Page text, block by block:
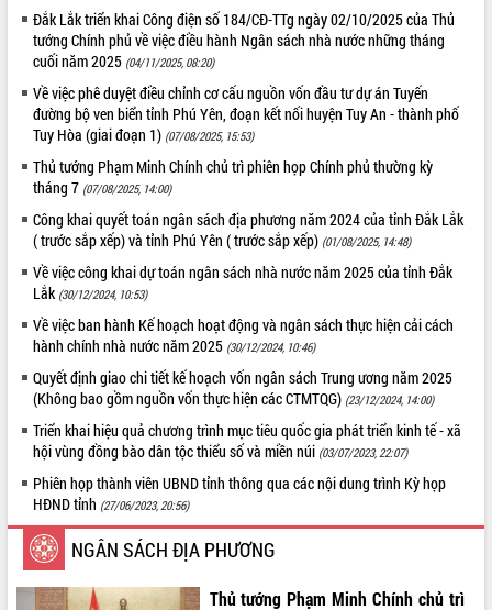
Đắk Lắk triển khai Công điện số 184/CĐ-TTg ngày 02/10/2025 của Thủ
tướng Chính phủ về việc điều hành Ngân sách nhà nước những tháng
cuối năm 2025 (04/11/2025, 08:20)
Về việc phê duyệt điều chỉnh cơ cấu nguồn vốn đầu tư dự án Tuyến
đường bộ ven biển tỉnh Phú Yên, đoạn kết nối huyện Tuy An - thành phố
Tuy Hòa (giai đoạn 1) (07/08/2025, 15:53)
Thủ tướng Phạm Minh Chính chủ trì phiên họp Chính phủ thường kỳ
tháng 7 (07/08/2025, 14:00)
Công khai quyết toán ngân sách địa phương năm 2024 của tỉnh Đắk Lắk
( trước sắp xếp) và tỉnh Phú Yên ( trước sắp xếp) (01/08/2025, 14:48)
Về việc công khai dự toán ngân sách nhà nước năm 2025 của tỉnh Đắk
Lắk (30/12/2024, 10:53)
Về việc ban hành Kế hoạch hoạt động và ngân sách thực hiện cải cách
hành chính nhà nước năm 2025 (30/12/2024, 10:46)
Quyết định giao chi tiết kế hoạch vốn ngân sách Trung ương năm 2025
(Không bao gồm nguồn vốn thực hiện các CTMTQG) (23/12/2024, 14:00)
Triển khai hiệu quả chương trình mục tiêu quốc gia phát triển kinh tế - xã
hội vùng đồng bào dân tộc thiểu số và miền núi (03/07/2023, 22:07)
Phiên họp thành viên UBND tỉnh thông qua các nội dung trình Kỳ họp
HĐND tỉnh (27/06/2023, 20:56)
NGÂN SÁCH ĐỊA PHƯƠNG
Thủ tướng Phạm Minh Chính chủ trì